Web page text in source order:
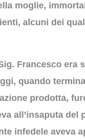
moglie,
alcuni dei
Francesco era
quando
prodotta,
all’insaputa del
infedele aveva